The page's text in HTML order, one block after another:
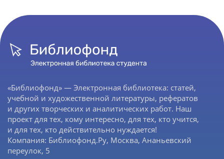
«Библиофонд» — Электронная библиотека: статей,
учебной и художественной литературы, рефератов
и других творческих и аналитических работ. Наш
проект для тех, кому интересно, для тех, кто учится,
и для тех, кто действительно нуждается!
Компания: Библиофонд.Ру, Москва, Ананьевский
переулок, 5